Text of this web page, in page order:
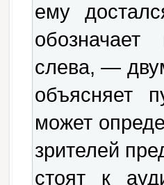
ему
слева, —
объясняет
может
зрителей
стоят к